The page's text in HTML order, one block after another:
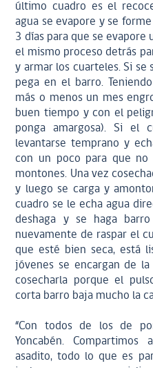
último cuadro es el
agua se evapore y se
3 días para que se evapore
el mismo proceso detrás
y armar los cuarteles. Si se
pega en el barro.
más o menos un mes
buen tiempo y con el
ponga amargosa). Si el
levantarse temprano y
con un poco para que
montones. Una vez
y luego se carga y
cuadro se le echa agua
deshaga y se haga
nuevamente de raspar el
que esté bien seca, está
jóvenes se encargan de
cosecharla porque el
corta barro baja mucho la
“Con todos de los de
Yoncabén. Compartimos
asadito, todo lo que es